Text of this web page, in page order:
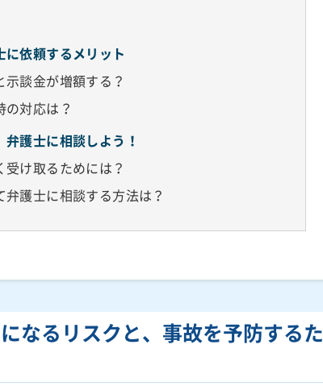
に依頼するメリット
談金が増額する？
の対応は？
護士に相談しよう！
け取るためには？
護士に相談する方法は？
なるリスクと、事故を予防するた